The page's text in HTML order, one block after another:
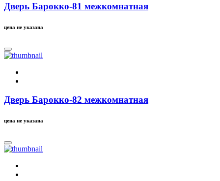
Дверь Барокко-81 межкомнатная
цена не указана
Дверь Барокко-82 межкомнатная
цена не указана